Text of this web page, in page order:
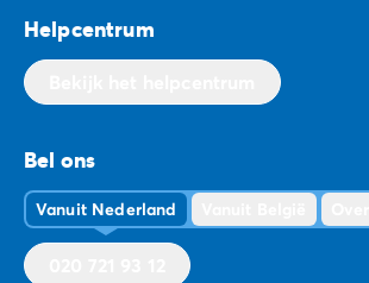
Helpcentrum
Bel ons
Vanuit Nederland